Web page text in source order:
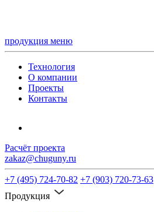
продукция меню
Технология
О компании
Проекты
Контакты
Расчёт проекта
zakaz@chuguny.ru
+7 (495) 724-70-82 +7 (903) 720-73-63
Продукция